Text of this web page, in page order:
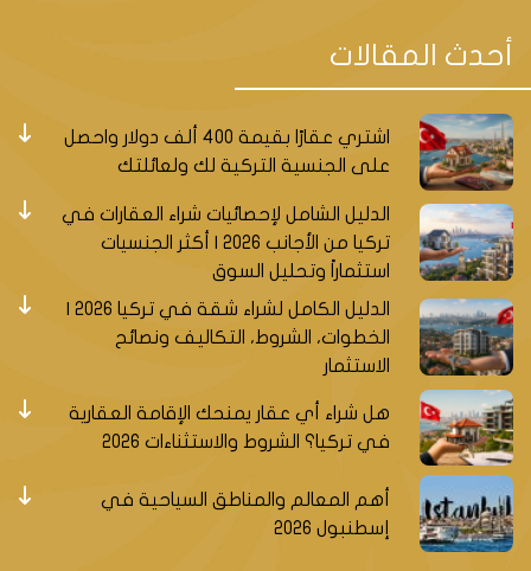
أحدث المقالات
اشتري عقارًا بقيمة 400 ألف دولار واحصل
على الجنسية التركية لك ولعائلتك
الدليل الشامل لإحصائيات شراء العقارات في
تركيا من الأجانب 2026 | أكثر الجنسيات
استثماراً وتحليل السوق
الخطوات، الشروط، التكاليف ونصائح
الاستثمار
هل شراء أي عقار يمنحك الإقامة العقارية
في تركيا؟ الشروط والاستثناءات 2026
أهم المعالم والمناطق السياحية في
إسطنبول 2026